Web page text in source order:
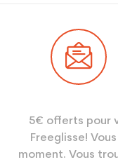
Utilisateur
Coloris
En achetant
5€ offerts pour
Freeglisse!
moment. Vous